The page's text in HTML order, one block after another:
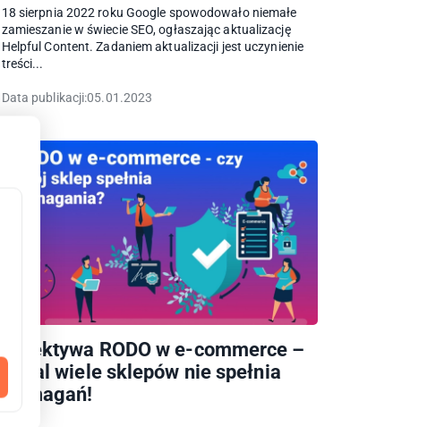
18 sierpnia 2022 roku Google spowodowało niemałe
zamieszanie w świecie SEO, ogłaszając aktualizację
Helpful Content. Zadaniem aktualizacji jest uczynienie
treści...
Data publikacji:05.01.2023
Dyrektywa RODO w e-commerce –
nadal wiele sklepów nie spełnia
wymagań!